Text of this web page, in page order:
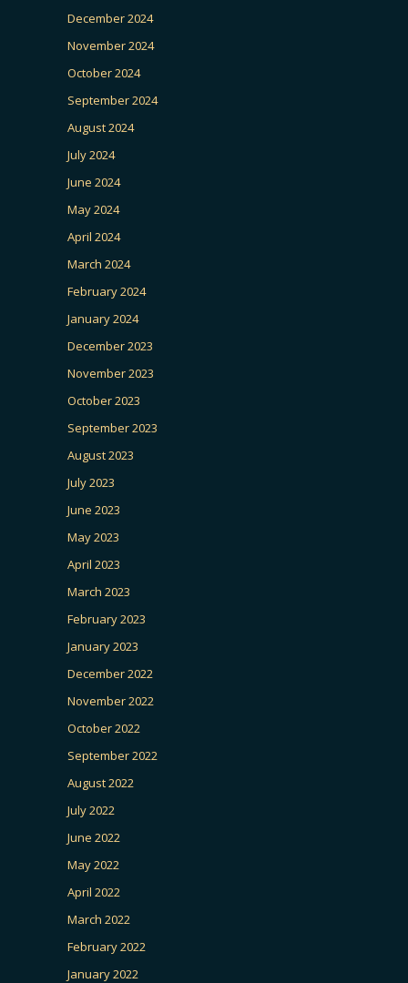
December 2024
November 2024
October 2024
September 2024
August 2024
July 2024
June 2024
May 2024
April 2024
March 2024
February 2024
January 2024
December 2023
November 2023
October 2023
September 2023
August 2023
July 2023
June 2023
May 2023
April 2023
March 2023
February 2023
January 2023
December 2022
November 2022
October 2022
September 2022
August 2022
July 2022
June 2022
May 2022
April 2022
March 2022
February 2022
January 2022